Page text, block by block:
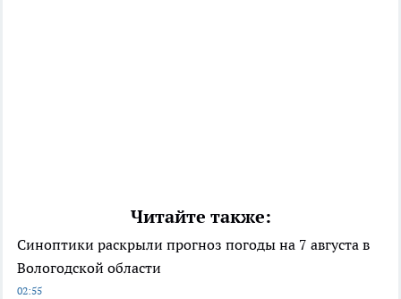
Читайте также:
Синоптики раскрыли прогноз погоды на 7 августа в
Вологодской области
02:55